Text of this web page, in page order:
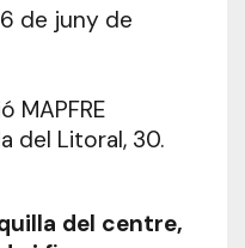
de juny de
MAPFRE
del Litoral, 30.
del centre,